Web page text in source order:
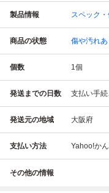
製品情報 スペック
商品の状態 傷や汚れあ
個数 1個
発送までの日数 支払い手
発送元の地域 大阪府
支払い方法 Yahoo!か
その他の情報